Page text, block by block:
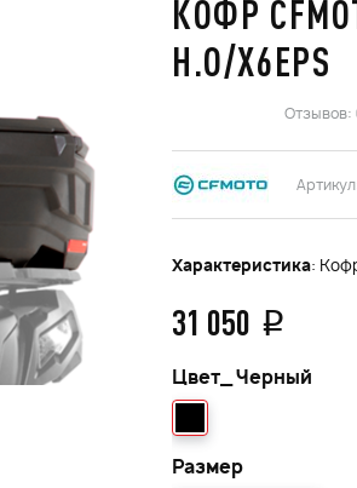
КОФР
H.O/X6EPS
Отзывов:
Характеристика:
31 050 q
Цвет_ Черный
Размер